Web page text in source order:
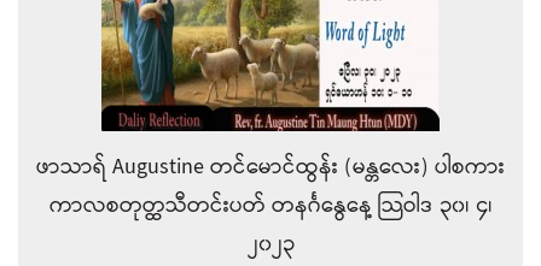
ဖာသာရ် Augustine တင်မောင်ထွန်း (မန္တလေး) ပါစကား
ကာလစတုတ္ထသီတင်းပတ် တနင်္ဂနွေနေ့ သြဝါဒ ၃၀၊ ၄၊
၂၀၂၃